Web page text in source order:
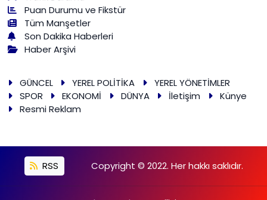
Puan Durumu ve Fikstür
Tüm Manşetler
Son Dakika Haberleri
Haber Arşivi
GÜNCEL YEREL POLİTİKA
YEREL YÖNETİMLER
SPOR
EKONOMİ DÜNYA İletişim
Künye
Resmi Reklam
RSS Copyright © 2022. Her hakkı saklıdır.